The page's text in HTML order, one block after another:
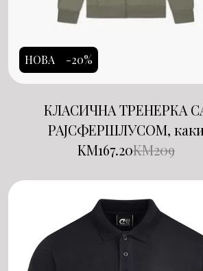
НОВА -20%
КЛАСИЧНА ТРЕНЕРКА
РАЈСФЕРШЛУСОМ,
KM209
KM167.20